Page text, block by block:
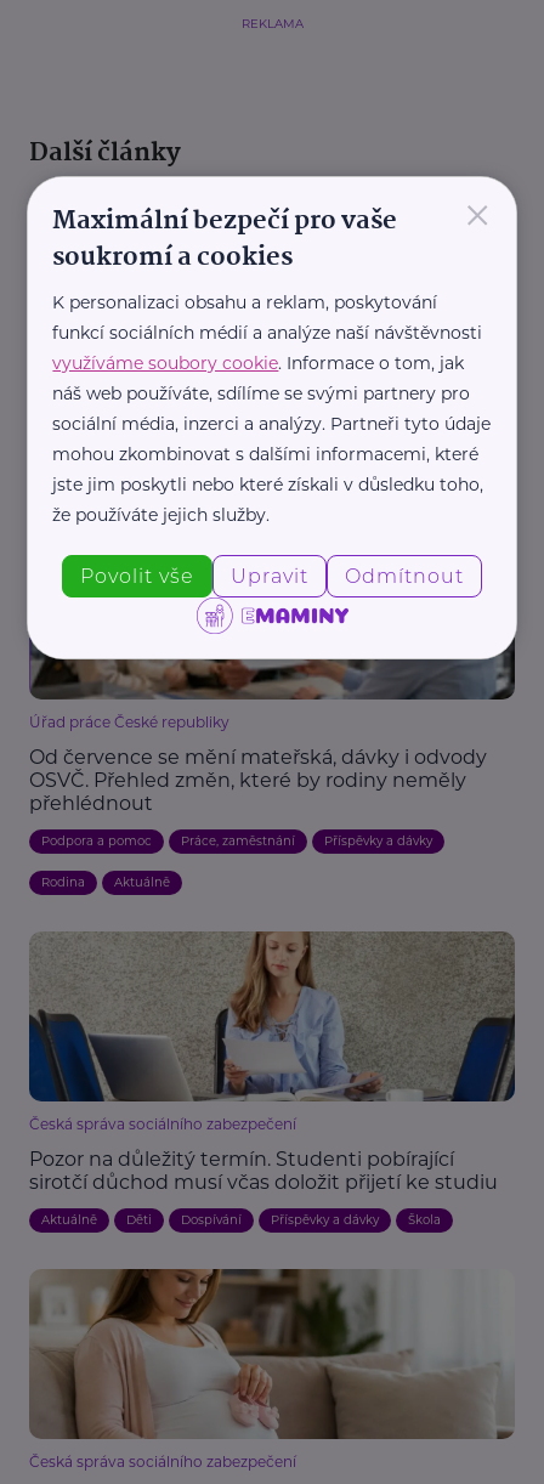
REKLAMA
Další články
Ministerstvo práce a sociálních věcí ČR
Rodičovský příspěvek má vzrůst na 400 000
korun. Poslanci schválili také změny v superdávce
Aktuálně Finance Reality Příspěvky a dávky
Úřad práce České republiky
Od července se mění mateřská, dávky i odvody
OSVČ. Přehled změn, které by rodiny neměly
přehlédnout
Podpora a pomoc Práce, zaměstnání Příspěvky a dávky
Rodina Aktuálně
Česká správa sociálního zabezpečení
Pozor na důležitý termín. Studenti pobírající
sirotčí důchod musí včas doložit přijetí ke studiu
Aktuálně Děti Dospívání Příspěvky a dávky Škola
Česká správa sociálního zabezpečení
×
Maximální bezpečí pro vaše
soukromí a cookies
K personalizaci obsahu a reklam, poskytování
funkcí sociálních médií a analýze naší návštěvnosti
využíváme soubory cookie. Informace o tom, jak
náš web používáte, sdílíme se svými partnery pro
sociální média, inzerci a analýzy. Partneři tyto údaje
mohou zkombinovat s dalšími informacemi, které
jste jim poskytli nebo které získali v důsledku toho,
že používáte jejich služby.
Povolit vše Upravit Odmítnout